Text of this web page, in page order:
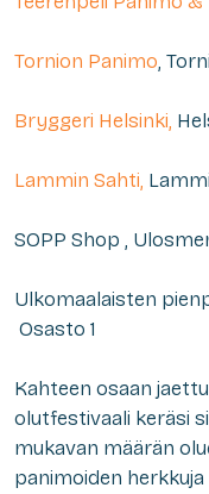
Tornion Panimo,
Bryggeri Helsinki,
Lammin Sahti,
SOPP Shop ,
Ulkomaalaisten
Osasto 1
Kahteen osaan jaettu
olutfestivaali keräsi
mukavan määrän
panimoiden